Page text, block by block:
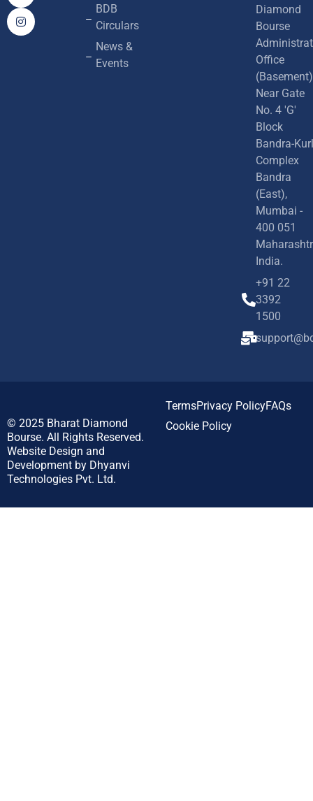
BDB
Circulars
News &
Events
Diamond
Bourse
Office
(Basement)
Near Gate
No. 4 'G'
Block
Bandra-
Complex
Bandra
(East),
Mumbai -
400 051
India.
+91 22
3392
1500
© 2025 Bharat Diamond
Bourse. All Rights Reserved.
Website Design and
Development by Dhyanvi
Technologies Pvt. Ltd.
TermsPrivacy PolicyFAQs
Cookie Policy